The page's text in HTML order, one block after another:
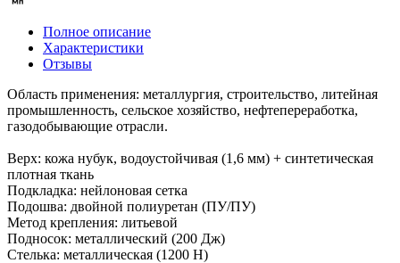
Полное описание
Характеристики
Отзывы
Область применения: металлургия, строительство, литейная
промышленность, сельское хозяйство, нефтепереработка,
газодобывающие отрасли.
Верх: кожа нубук, водоустойчивая (1,6 мм) + синтетическая
плотная ткань
Подкладка: нейлоновая сетка
Подошва: двойной полиуретан (ПУ/ПУ)
Метод крепления: литьевой
Подносок: металлический (200 Дж)
Стелька: металлическая (1200 Н)